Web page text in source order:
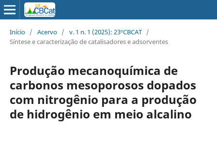
Início / Acervo / v. 1 n. 1 (2025): 23ºCBCAT /
Síntese e caracterização de catalisadores e adsorventes
Produção mecanoquímica de
carbonos mesoporosos dopados
com nitrogênio para a produção
de hidrogênio em meio alcalino